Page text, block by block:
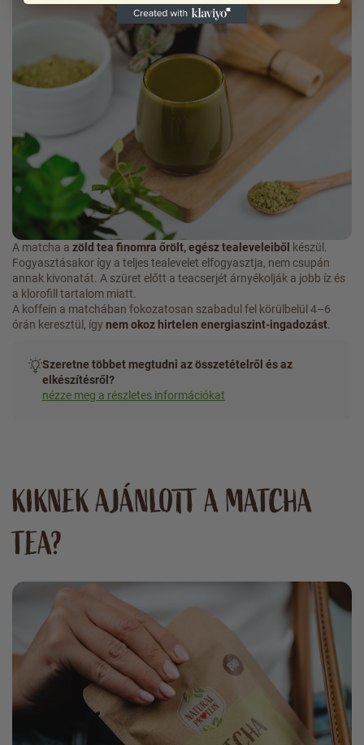
A matcha a zöld tea finomra őrölt, egész tealeveleiből készül.
Fogyasztásakor így a teljes tealevelet elfogyasztja, nem csupán
annak kivonatát. A szüret előtt a teacserjét árnyékolják a jobb íz és
a klorofill tartalom miatt.
A koffein a matchában fokozatosan szabadul fel körülbelül 4–6
órán keresztül, így nem okoz hirtelen energiaszint-ingadozást.
Szeretne többet megtudni az összetételről és az
elkészítésről?
nézze meg a részletes információkat
KIKNEK AJÁNLOTT A MATCHA
TEA?